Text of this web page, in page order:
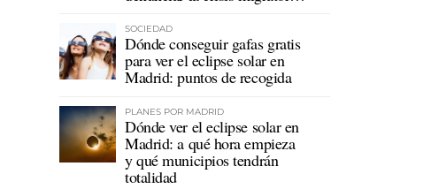
SOCIEDAD
Dónde conseguir gafas gratis
para ver el eclipse solar en
Madrid: puntos de recogida
PLANES POR MADRID
Dónde ver el eclipse solar en
Madrid: a qué hora empieza
y qué municipios tendrán
totalidad